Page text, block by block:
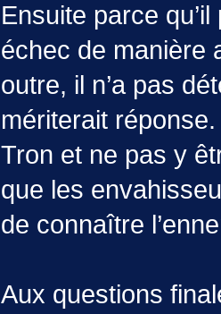
Ensuite parce
échec de manière
outre, il n’a pas
mériterait
Tron et ne pas y
que les
de connaître
Aux questions